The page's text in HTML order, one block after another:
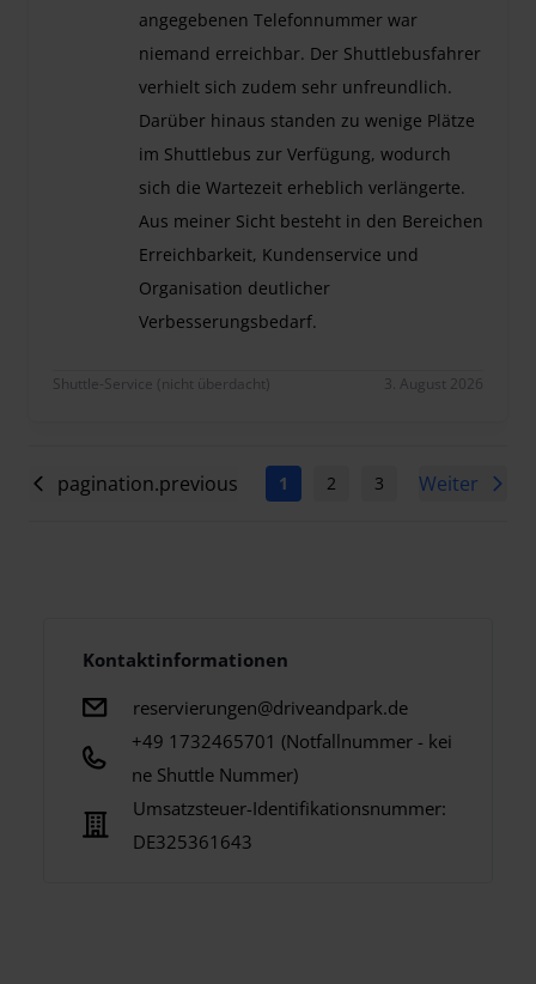
angegebenen Telefonnummer war
niemand erreichbar. Der Shuttlebusfahrer
verhielt sich zudem sehr unfreundlich.
Darüber hinaus standen zu wenige Plätze
im Shuttlebus zur Verfügung, wodurch
sich die Wartezeit erheblich verlängerte.
Aus meiner Sicht besteht in den Bereichen
Erreichbarkeit, Kundenservice und
Organisation deutlicher
Verbesserungsbedarf.
Shuttle-Service (nicht überdacht) 3. August 2026
pagination.previous 1 2 3 4 5
Weiter
Kontaktinformationen
reservierungen@driveandpark.de
+49 1732465701 (Notfallnummer - kei
ne Shuttle Nummer)
Umsatzsteuer-Identifikationsnummer:
DE325361643